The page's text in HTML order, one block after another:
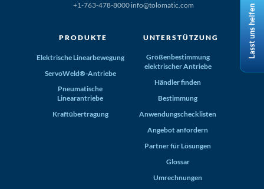
+1-763-478-8000 info@tolomatic.com
PRODUKTE
Elektrische Linearbewegung
ServoWeld®-Antriebe
Pneumatische
Linearantriebe
Kraftübertragung
UNTERSTÜTZUNG
Größenbestimmung
elektrischer Antriebe
Händler finden
Bestimmung
Anwendungschecklisten
Angebot anfordern
Partner für Lösungen
Glossar
Umrechnungen
Lasst uns helfen